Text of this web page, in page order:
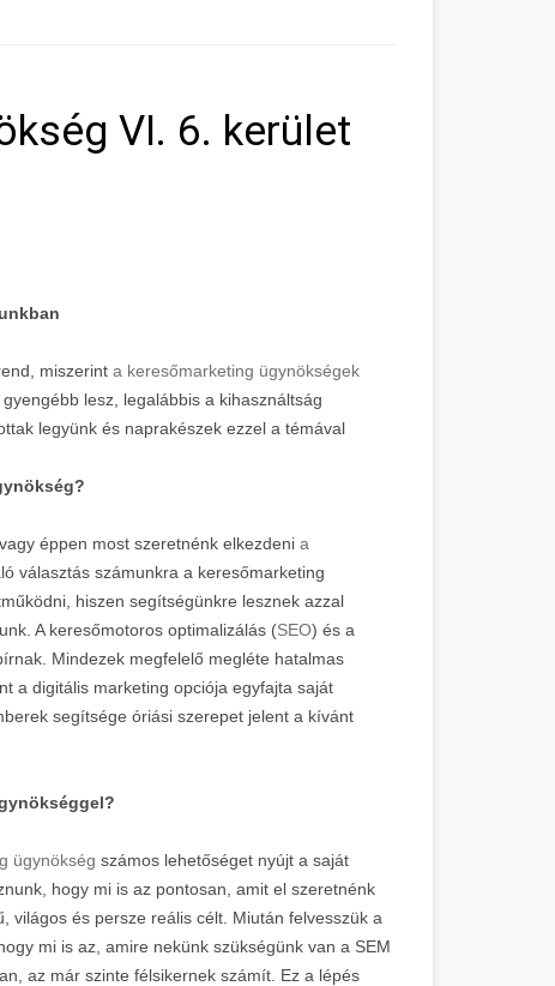
VI. 6. kerület
miszerint a keresőmarketing ügynökségek
lesz, legalábbis a kihasználtság
legyünk és naprakészek ezzel a témával
éppen most szeretnénk elkezdeni a
választás számunkra a keresőmarketing
hiszen segítségünkre lesznek azzal
A keresőmotoros optimalizálás (SEO) és a
Mindezek megfelelő megléte hatalmas
a digitális marketing opciója egyfajta saját
segítsége óriási szerepet jelent a kívánt
ügynökség számos lehetőséget nyújt a saját
hogy mi is az pontosan, amit el szeretnénk
világos és persze reális célt. Miután felvesszük a
mi is az, amire nekünk szükségünk van a SEM
az már szinte félsikernek számít. Ez a lépés